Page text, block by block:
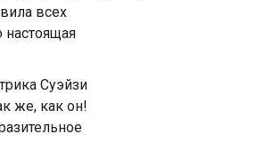
всех
настоящая
Суэйзи
же, как он!